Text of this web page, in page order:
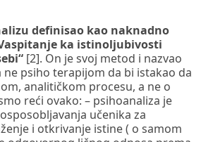
definisao kao naknadno
ka istinoljubivosti
[2]. On je svoj metod i nazvao
ne psiho terapijom da bi istakao da
analitičkom procesu, a ne o
reći ovako: – psihoanaliza je
učenika za
i otkrivanje istine ( o samom